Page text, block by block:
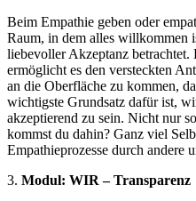
Beim Empathie geben oder
Raum, in dem alles willkommen
liebevoller Akzeptanz betrachtet.
ermöglicht es den versteckten
an die Oberfläche zu kommen,
wichtigste Grundsatz dafür ist,
akzeptierend zu sein. Nicht nur
kommst du dahin? Ganz viel
Empathieprozesse durch andere
3. Modul: WIR – Transparenz